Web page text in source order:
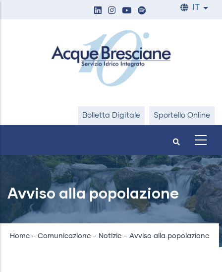
List
Bolletta Digitale Sportello Online
Avviso alla popolazione
Breadcrumb
Home - Comunicazione - Notizie - Avviso alla popolazione